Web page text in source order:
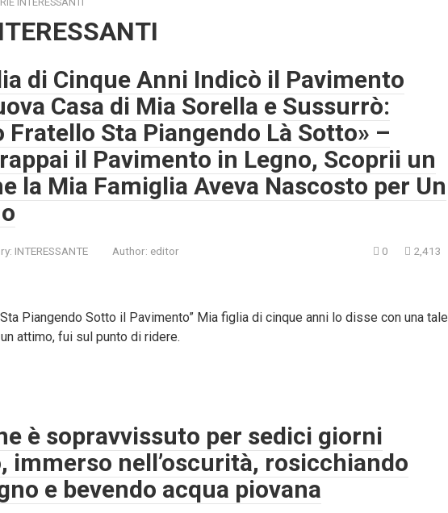
di Cinque Anni Indicò il Pavimento
Casa di Mia Sorella e Sussurrò:
Fratello Sta Piangendo Là Sotto» –
il Pavimento in Legno, Scoprii un
la Mia Famiglia Aveva Nascosto per Un
INTERESSANTE Author: editor 0 2,413
Piangendo Sotto il Pavimento” Mia figlia di cinque anni lo disse con una tale
attimo, fui sul punto di ridere.
è sopravvissuto per sedici giorni
immerso nell’oscurità, rosicchiando
e bevendo acqua piovana